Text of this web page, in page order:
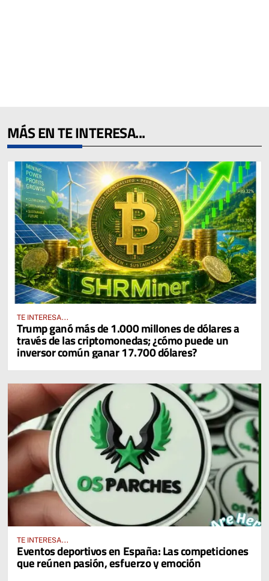
MÁS EN TE INTERESA...
TE INTERESA...
Trump ganó más de 1.000 millones de dólares a
través de las criptomonedas; ¿cómo puede un
inversor común ganar 17.700 dólares?
TE INTERESA...
Eventos deportivos en España: Las competiciones
que reúnen pasión, esfuerzo y emoción